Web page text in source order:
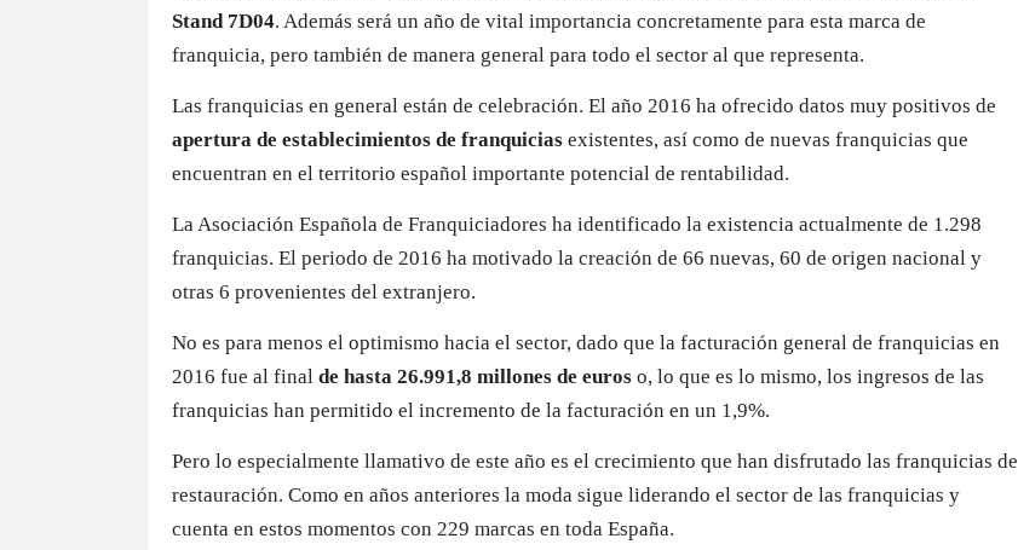
Stand 7D04. Además será un año de vital importancia concretamente para esta marca de
franquicia, pero también de manera general para todo el sector al que representa.
Las franquicias en general están de celebración. El año 2016 ha ofrecido datos muy positivos de
apertura de establecimientos de franquicias existentes, así como de nuevas franquicias que
encuentran en el territorio español importante potencial de rentabilidad.
La Asociación Española de Franquiciadores ha identificado la existencia actualmente de 1.298
franquicias. El periodo de 2016 ha motivado la creación de 66 nuevas, 60 de origen nacional y
otras 6 provenientes del extranjero.
No es para menos el optimismo hacia el sector, dado que la facturación general de franquicias en
2016 fue al final de hasta 26.991,8 millones de euros o, lo que es lo mismo, los ingresos de las
franquicias han permitido el incremento de la facturación en un 1,9%.
Pero lo especialmente llamativo de este año es el crecimiento que han disfrutado las franquicias de
restauración. Como en años anteriores la moda sigue liderando el sector de las franquicias y
cuenta en estos momentos con 229 marcas en toda España.